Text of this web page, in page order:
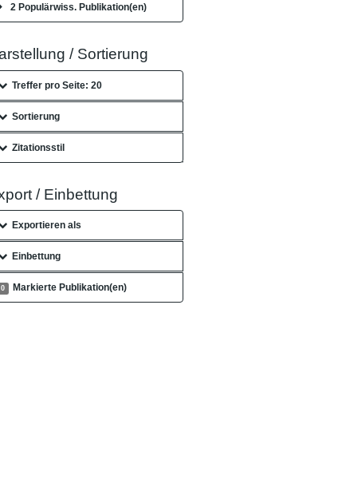
2 Populärwiss. Publikation(en)
/ Sortierung
Treffer pro Seite: 20
Sortierung
Zitationsstil
/ Einbettung
Exportieren als
Einbettung
0 Markierte Publikation(en)